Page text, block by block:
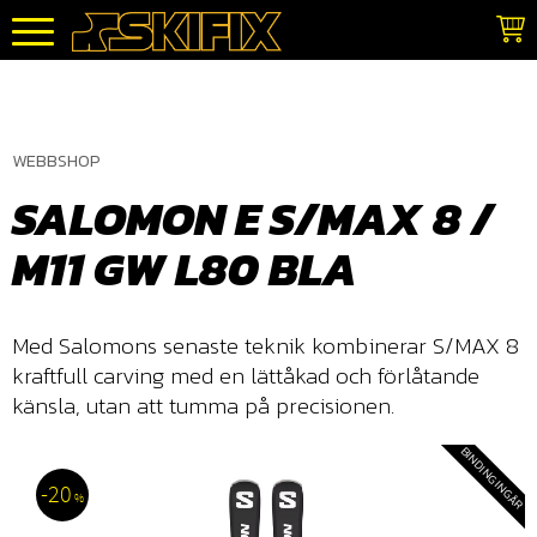
Meny
WEBBSHOP
SALOMON E S/MAX 8 /
M11 GW L80 BLA
Med Salomons senaste teknik kombinerar S/MAX 8
kraftfull carving med en lättåkad och förlåtande
känsla, utan att tumma på precisionen.
20 % BINDING INGÅR